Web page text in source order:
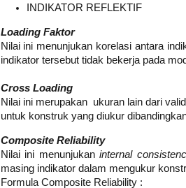
INDIKATOR REFLEKTIF
Loading Faktor
Nilai ini menunjukan korelasi antara
indikator tersebut tidak bekerja pada
Cross Loading
Nilai ini merupakan ukuran lain dari
untuk konstruk yang diukur
Composite Reliability
Nilai ini menunjukaninternal
masing indikator dalam mengukur
Formula Composite Reliability :